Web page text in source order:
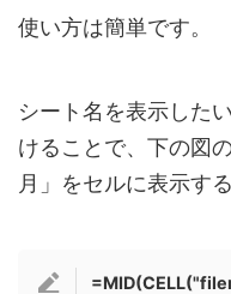
使い方は簡単です。
シート名を表示した
けることで、下の図
月」をセルに表示す